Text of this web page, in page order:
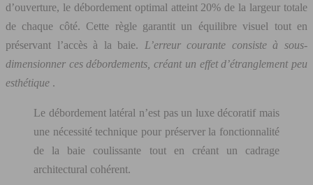
d’ouverture, le débordement optimal atteint 20% de la largeur totale
de chaque côté. Cette règle garantit un équilibre visuel tout en
préservant l’accès à la baie. L’erreur courante consiste à sous-
dimensionner ces débordements, créant un effet d’étranglement peu
esthétique .
Le débordement latéral n’est pas un luxe décoratif mais
une nécessité technique pour préserver la fonctionnalité
de la baie coulissante tout en créant un cadrage
architectural cohérent.